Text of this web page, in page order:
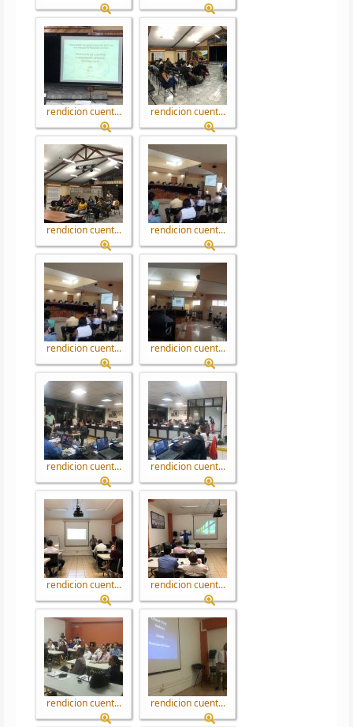
rendicion cuent... rendicion cuent...
rendicion cuent... rendicion cuent...
rendicion cuent... rendicion cuent...
rendicion cuent... rendicion cuent...
rendicion cuent... rendicion cuent...
rendicion cuent... rendicion cuent...